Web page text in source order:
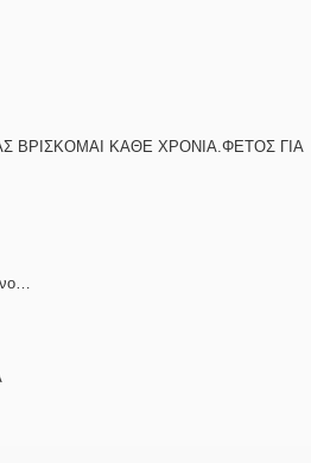
ΒΡΙΣΚΟΜΑΙ ΚΑΘΕ ΧΡΟΝΙΑ.ΦΕΤΟΣ ΓΙΑ